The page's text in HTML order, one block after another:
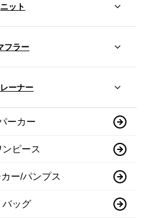
ニット
フラー
レーナー
ーカー
ンピース
ー/パンプス
バッグ